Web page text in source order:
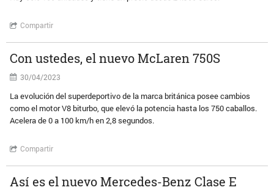
Compartir
Con ustedes, el nuevo McLaren 750S
30/04/2023
La evolución del superdeportivo de la marca británica posee cambios
como el motor V8 biturbo, que elevó la potencia hasta los 750 caballos.
Acelera de 0 a 100 km/h en 2,8 segundos.
Compartir
Así es el nuevo Mercedes-Benz Clase E